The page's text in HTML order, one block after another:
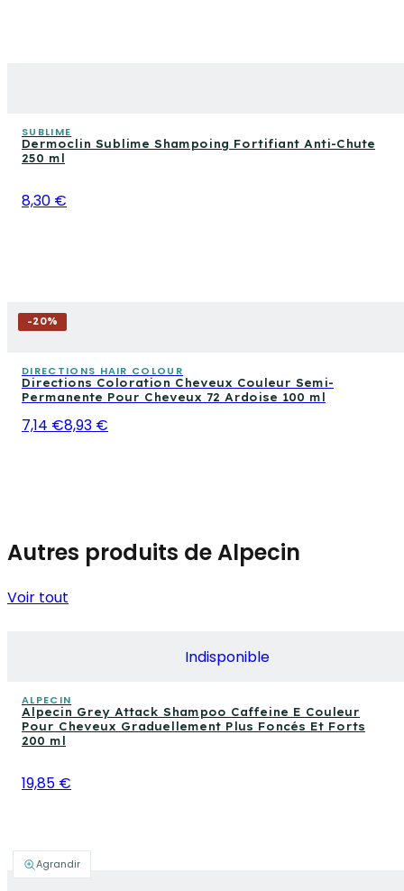
Agrandir
SUBLIME
Dermoclin Sublime Shampoing Fortifiant Anti-Chute
250 ml
8,30 €
-20%
DIRECTIONS HAIR COLOUR
Directions Coloration Cheveux Couleur Semi-
Permanente Pour Cheveux 72 Ardoise 100 ml
7,14 €8,93 €
Autres produits de Alpecin
Voir tout
Indisponible
ALPECIN
Alpecin Grey Attack Shampoo Caffeine E Couleur
Pour Cheveux Graduellement Plus Foncés Et Forts
200 ml
19,85 €